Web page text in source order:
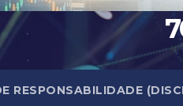
RESPONSABILIDADE